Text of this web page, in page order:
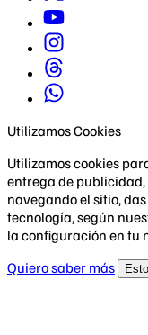
Utilizamos Cookies
Utilizamos cookies
entrega de publicidad,
navegando el sitio,
tecnología, según
la configuración en tu
Quiero saber más